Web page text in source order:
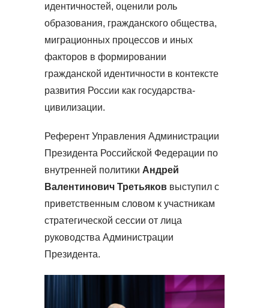
идентичностей, оценили роль
образования, гражданского общества,
миграционных процессов и иных
факторов в формировании
гражданской идентичности в контексте
развития России как государства-
цивилизации.
Референт Управления Администрации
Президента Российской Федерации по
внутренней политики Андрей
Валентинович Третьяков выступил с
приветственным словом к участникам
стратегической сессии от лица
руководства Администрации
Президента.